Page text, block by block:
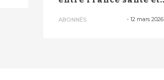
ABONNÉS -12 mars 2026